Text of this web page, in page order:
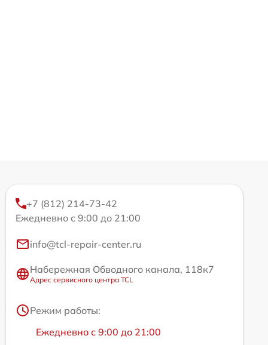
+7 (812) 214-73-42
Ежедневно с 9:00 до 21:00
info@tcl-repair-center.ru
Набережная Обводного канала, 118к7
Адрес сервисного центра TCL
Режим работы:
Ежедневно с 9:00 до 21:00